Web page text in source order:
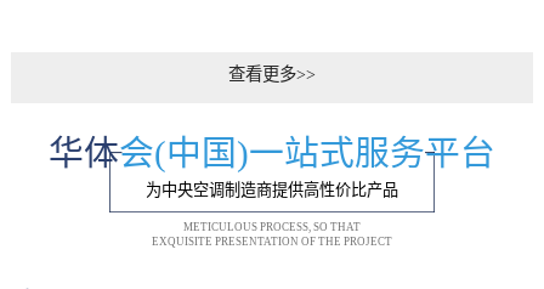
查看更多>>
华体会(中国)一站式服务平台
为中央空调制造商提供高性价比产品
METICULOUS PROCESS, SO THAT
EXQUISITE PRESENTATION OF THE PROJECT